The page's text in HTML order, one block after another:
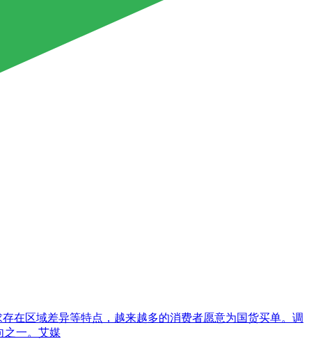
在区域差异等特点，越来越多的消费者愿意为国货买单。调
之一。艾媒